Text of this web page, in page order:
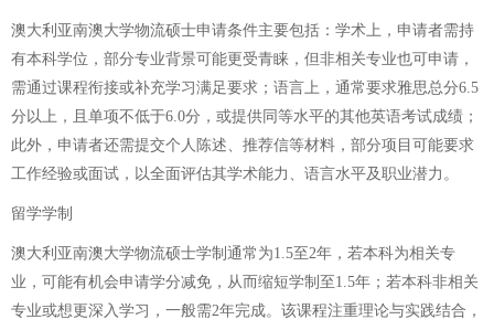
澳大利亚南澳大学物流硕士申请条件主要包括：学术上，申请者需持
有本科学位，部分专业背景可能更受青睐，但非相关专业也可申请，
需通过课程衔接或补充学习满足要求；语言上，通常要求雅思总分6.5
分以上，且单项不低于6.0分，或提供同等水平的其他英语考试成绩；
此外，申请者还需提交个人陈述、推荐信等材料，部分项目可能要求
工作经验或面试，以全面评估其学术能力、语言水平及职业潜力。
留学学制
澳大利亚南澳大学物流硕士学制通常为1.5至2年，若本科为相关专
业，可能有机会申请学分减免，从而缩短学制至1.5年；若本科非相关
专业或想更深入学习，一般需2年完成。该课程注重理论与实践结合，